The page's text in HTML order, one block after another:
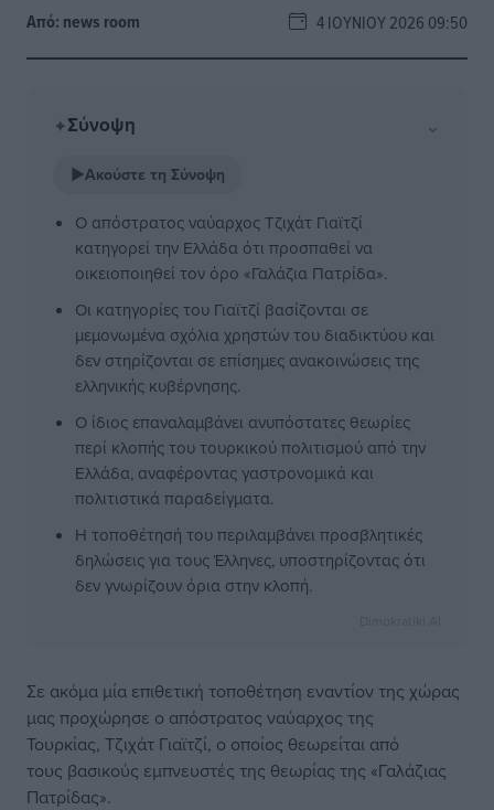
Από: news room 4 ΙΟΥΝΊΟΥ 2026 09:50
✦Σύνοψη ⌄
▶Ακούστε τη Σύνοψη
Ο απόστρατος ναύαρχος Τζιχάτ Γιαϊτζί
κατηγορεί την Ελλάδα ότι προσπαθεί να
οικειοποιηθεί τον όρο «Γαλάζια Πατρίδα».
Οι κατηγορίες του Γιαϊτζί βασίζονται σε
μεμονωμένα σχόλια χρηστών του διαδικτύου και
δεν στηρίζονται σε επίσημες ανακοινώσεις της
ελληνικής κυβέρνησης.
Ο ίδιος επαναλαμβάνει ανυπόστατες θεωρίες
περί κλοπής του τουρκικού πολιτισμού από την
Ελλάδα, αναφέροντας γαστρονομικά και
πολιτιστικά παραδείγματα.
Η τοποθέτησή του περιλαμβάνει προσβλητικές
δηλώσεις για τους Έλληνες, υποστηρίζοντας ότι
δεν γνωρίζουν όρια στην κλοπή.
Σε ακόμα μία επιθετική τοποθέτηση εναντίον της χώρας
μας προχώρησε ο απόστρατος ναύαρχος της
Τουρκίας, Τζιχάτ Γιαϊτζί, ο οποίος θεωρείται από
τους βασικούς εμπνευστές της θεωρίας της «Γαλάζιας
Πατρίδας».